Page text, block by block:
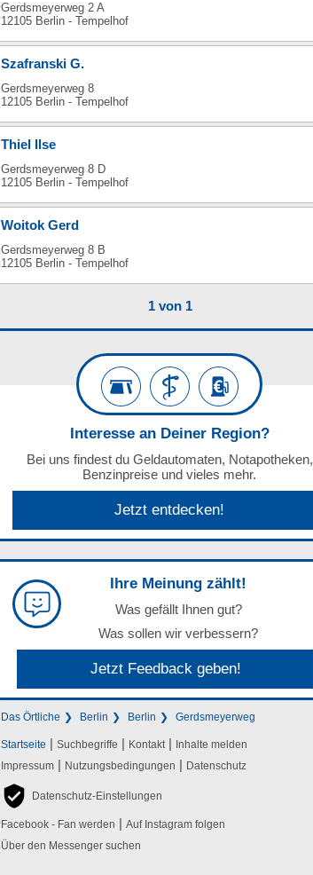
Gerdsmeyerweg 2 A
12105 Berlin - Tempelhof
Szafranski G.
Gerdsmeyerweg 8
12105 Berlin - Tempelhof
Thiel Ilse
Gerdsmeyerweg 8 D
12105 Berlin - Tempelhof
Woitok Gerd
Gerdsmeyerweg 8 B
12105 Berlin - Tempelhof
1 von 1
Interesse an Deiner Region?
Bei uns findest du Geldautomaten, Notapotheken,
Benzinpreise und vieles mehr.
Jetzt entdecken!
Ihre Meinung zählt!
Was gefällt Ihnen gut?
Was sollen wir verbessern?
Jetzt Feedback geben!
Das Örtliche Berlin Berlin Gerdsmeyerweg
Startseite | Suchbegriffe | Kontakt | Inhalte melden
Impressum | Nutzungsbedingungen | Datenschutz
Datenschutz-Einstellungen
Facebook - Fan werden | Auf Instagram folgen
Über den Messenger suchen